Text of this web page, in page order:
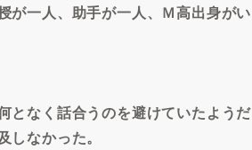
が一人、助手が一人、Ｍ高出身がい
となく話合うのを避けていたようだ
なかった。